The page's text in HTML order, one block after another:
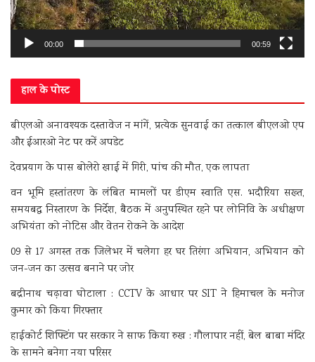
00:00 00:59
हाल के पोस्ट
बीएलओ अनावश्यक दस्तावेज न मांगें, प्रत्येक सुनवाई का तत्काल बीएलओ एप
और ईआरओ नेट पर करें अपडेट
देवप्रयाग के पास बोलेरो खाई में गिरी, पांच की मौत, एक लापता
वन भूमि हस्तांतरण के लंबित मामलों पर डीएम स्वाति एस. भदौरिया सख्त,
समयबद्ध निस्तारण के निर्देश, बैठक में अनुपस्थित रहने पर लोनिवि के अधीक्षण
अभियंता को नोटिस और वेतन रोकने के आदेश
09 से 17 अगस्त तक जिलेभर में चलेगा हर घर तिरंगा अभियान, अभियान को
जन-जन का उत्सव बनाने पर जोर
बद्रीनाथ चढ़ावा घोटाला : CCTV के आधार पर SIT ने हिमाचल के मनोज
कुमार को किया गिरफ्तार
हाईकोर्ट शिफ्टिंग पर सरकार ने साफ किया रुख : गौलापार नहीं, बेल बाबा मंदिर
के सामने बनेगा नया परिसर